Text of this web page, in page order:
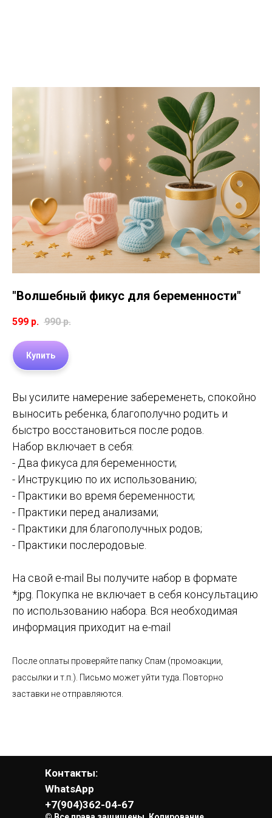
"Волшебный фикус для беременности"
599 р. 990 р.
Купить
Вы усилите намерение забеременеть, спокойно
выносить ребенка, благополучно родить и
быстро восстановиться после родов.
Набор включает в себя:
- Два фикуса для беременности;
- Инструкцию по их использованию;
- Практики во время беременности;
- Практики перед анализами;
- Практики для благополучных родов;
- Практики послеродовые.
На свой e-mail Вы получите набор в формате
*jpg. Покупка не включает в себя консультацию
по использованию набора. Вся необходимая
информация приходит на e-mail
После оплаты проверяйте папку Спам (промоакции,
рассылки и т.п.). Письмо может уйти туда. Повторно
заставки не отправляются.
Контакты:
WhatsApp
+7(904)362-04-67